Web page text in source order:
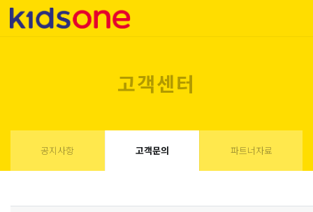
고객센터
공지사항 고객문의 파트너자료